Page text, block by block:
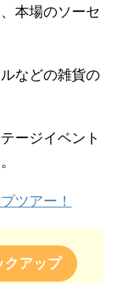
本場のソーセ
などの雑貨の
ージイベント
ツアー！
クアップ